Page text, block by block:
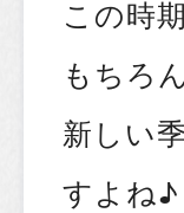
この時
もちろ
新しい
すよね♪